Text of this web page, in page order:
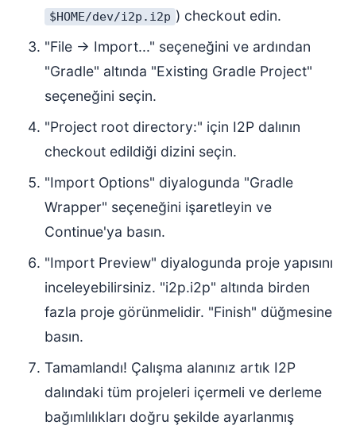
$HOME/dev/i2p.i2p ) checkout edin.
"File → Import..." seçeneğini ve ardından
"Gradle" altında "Existing Gradle Project"
seçeneğini seçin.
"Project root directory:" için I2P dalının
checkout edildiği dizini seçin.
"Import Options" diyalogunda "Gradle
Wrapper" seçeneğini işaretleyin ve
Continue'ya basın.
"Import Preview" diyalogunda proje yapısını
inceleyebilirsiniz. "i2p.i2p" altında birden
fazla proje görünmelidir. "Finish" düğmesine
basın.
Tamamlandı! Çalışma alanınız artık I2P
dalındaki tüm projeleri içermeli ve derleme
bağımlılıkları doğru şekilde ayarlanmış